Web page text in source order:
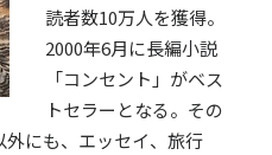
読者数10万人を獲得。
2000年6月に長編小説
「コンセント」がベス
トセラーとなる。その
にも、エッセイ、旅行